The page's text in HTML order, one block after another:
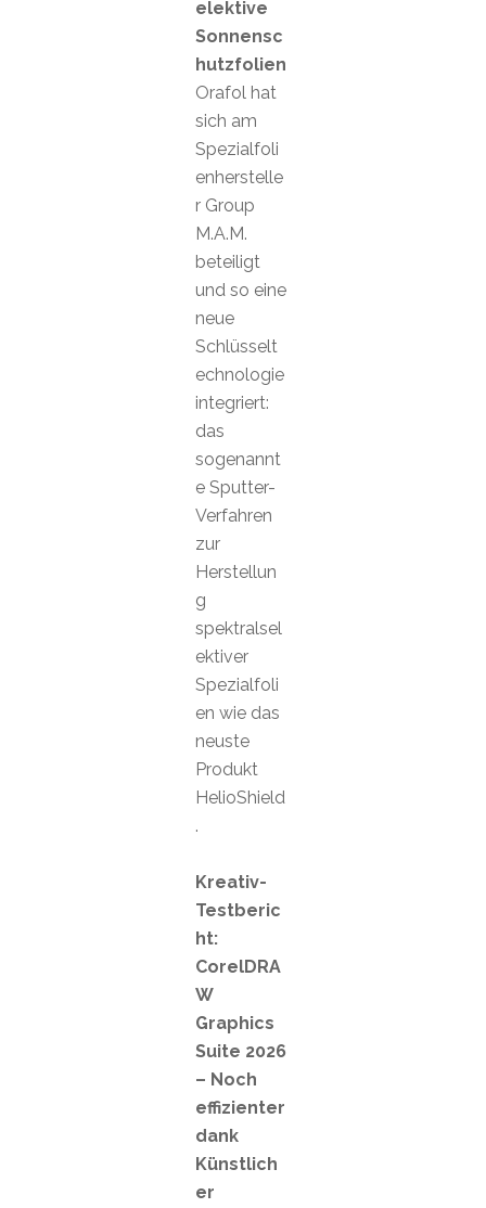
elektive
Sonnensc
hutzfolien
Orafol hat
sich am
Spezialfoli
enherstelle
r Group
M.A.M.
beteiligt
und so eine
neue
Schlüsselt
echnologie
integriert:
das
sogenannt
e Sputter-
Verfahren
zur
Herstellun
g
spektralsel
ektiver
Spezialfoli
en wie das
neuste
Produkt
HelioShield
.
Kreativ-
Testberic
ht:
CorelDRA
W
Graphics
Suite 2026
– Noch
effizienter
dank
Künstlich
er